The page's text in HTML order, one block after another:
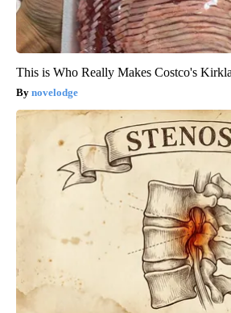
This is Who Really Makes Costco's
novelodge